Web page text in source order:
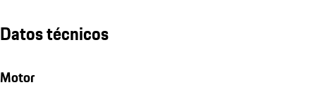
Datos técnicos
Motor